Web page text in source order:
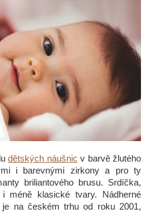
dětských náušnic v barvě žlutého
i barevnými zirkony a pro ty
briliantového brusu. Srdíčka,
méně klasické tvary. Nádherné
na českém trhu od roku 2001,